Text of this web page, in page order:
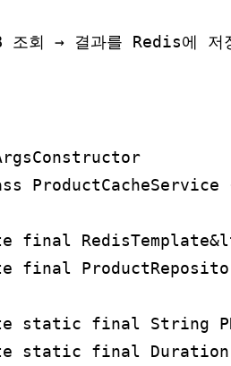
ProductCacheService
final
final
static final String
static final